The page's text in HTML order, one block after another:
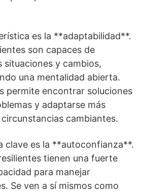
es la **adaptabilidad**.
son capaces de
situaciones y cambios,
una mentalidad abierta.
permite encontrar soluciones
y adaptarse más
cambiantes.
clave es la **autoconfianza**.
tienen una fuerte
para manejar
Se ven a sí­ mismos como